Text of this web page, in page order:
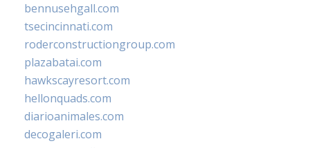
bennusehgall.com
tsecincinnati.com
roderconstructiongroup.com
plazabatai.com
hawkscayresort.com
hellonquads.com
diarioanimales.com
decogaleri.com